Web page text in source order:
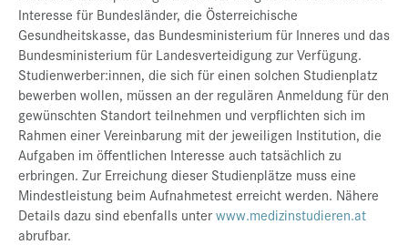
Interesse für Bundesländer, die Österreichische
Gesundheitskasse, das Bundesministerium für Inneres und das
Bundesministerium für Landesverteidigung zur Verfügung.
Studienwerber:innen, die sich für einen solchen Studienplatz
bewerben wollen, müssen an der regulären Anmeldung für den
gewünschten Standort teilnehmen und verpflichten sich im
Rahmen einer Vereinbarung mit der jeweiligen Institution, die
Aufgaben im öffentlichen Interesse auch tatsächlich zu
erbringen. Zur Erreichung dieser Studienplätze muss eine
Mindestleistung beim Aufnahmetest erreicht werden. Nähere
Details dazu sind ebenfalls unterwww.medizinstudieren.at
abrufbar.